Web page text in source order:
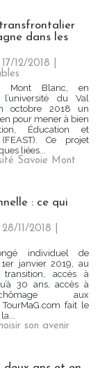
dans les
17/12/2018
Mont Blanc, en
du Val
octobre 2018 un
pour mener à bien
Éducation et
Ce projet
liées...
Savoie Mont
: ce qui
28/11/2018
individuel de
janvier 2019, au
accès à
30 ans, accès à
aux
fait le
son avenir